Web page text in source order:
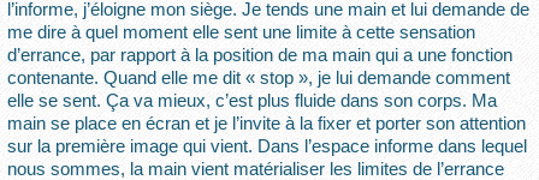
l’informe, j’éloigne mon siège. Je tends une main et lui demande de
me dire à quel moment elle sent une limite à cette sensation
d’errance, par rapport à la position de ma main qui a une fonction
contenante. Quand elle me dit « stop », je lui demande comment
elle se sent. Ça va mieux, c’est plus fluide dans son corps. Ma
main se place en écran et je l’invite à la fixer et porter son attention
sur la première image qui vient. Dans l’espace informe dans lequel
nous sommes, la main vient matérialiser les limites de l’errance